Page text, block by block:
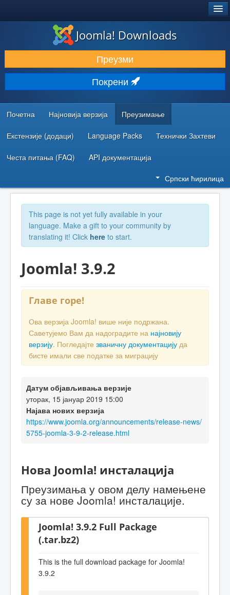
ПРЕУЗИМАЊЕ И ПРОШИРЕЊА (ЕКСТЕНЗИЈЕ)
ОТКРИЈТЕ И НАУЧИТЕ
ЗАЈЕДНИЦА И ПОДРШКА
РЕСУРСИ ЗА РАЗВОЈ
Joomla! Downloads
Преузми
Покрени
Почетна Најновија верзија Преузимање
Екстензије (додаци) Language Packs Технички Захтеви
Честа питања (FAQ) API документација
Српски ћирилица
This page is not yet fully available in your
language. Make a gift to your community by
translating it! Click here to start.
Joomla! 3.9.2
Главе горе!
Ова верзија Joomla! више није подржана.
Саветујемо Вам да надоградите на најновију
верзију. Погледајте званичну документацију да
бисте имали све податке за миграцију
Датум објављивања верзије
уторак, 15 јануар 2019 15:00
Најава нових верзија
https://www.joomla.org/announcements/release-news/
5755-joomla-3-9-2-release.html
Нова Joomla! инсталација
Преузимања у овом делу намењене
су за нове Joomla! инсталације.
Joomla! 3.9.2 Full Package
(.tar.bz2)
This is the full download package for Joomla!
3.9.2